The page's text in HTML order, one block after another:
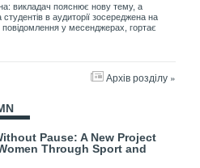
викладач пояснює нову тему, а
в аудиторії зосереджена на
повідомлення у месенджерах, гортає
Архів розділу »
Pause: A New Project
Through Sport and